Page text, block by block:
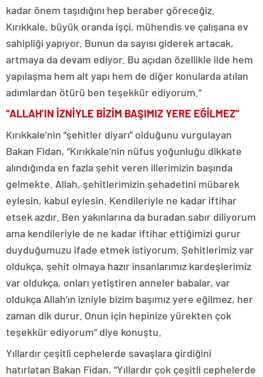
kadar önem taşıdığını hep beraber göreceğiz.
Kırıkkale, büyük oranda işçi, mühendis ve çalışana ev
sahipliği yapıyor. Bunun da sayısı giderek artacak,
artmaya da devam ediyor. Bu açıdan özellikle ilde hem
yapılaşma hem alt yapı hem de diğer konularda atılan
adımlardan ötürü ben teşekkür ediyorum.”
“ALLAH’IN İZNİYLE BİZİM BAŞIMIZ YERE EĞİLMEZ”
Kırıkkale’nin “şehitler diyarı” olduğunu vurgulayan
Bakan Fidan, “Kırıkkale’nin nüfus yoğunluğu dikkate
alındığında en fazla şehit veren illerimizin başında
gelmekte. Allah, şehitlerimizin şehadetini mübarek
eylesin, kabul eylesin. Kendileriyle ne kadar iftihar
etsek azdır. Ben yakınlarına da buradan sabır diliyorum
ama kendileriyle de ne kadar iftihar ettiğimizi gurur
duyduğumuzu ifade etmek istiyorum. Şehitlerimiz var
oldukça, şehit olmaya hazır insanlarımız kardeşlerimiz
var oldukça, onları yetiştiren anneler babalar, var
oldukça Allah’ın izniyle bizim başımız yere eğilmez, her
zaman dik durur. Onun için hepinize yürekten çok
teşekkür ediyorum” diye konuştu.
Yıllardır çeşitli cephelerde savaşlara girdiğini
hatırlatan Bakan Fidan, “Yıllardır çok çeşitli cephelerde